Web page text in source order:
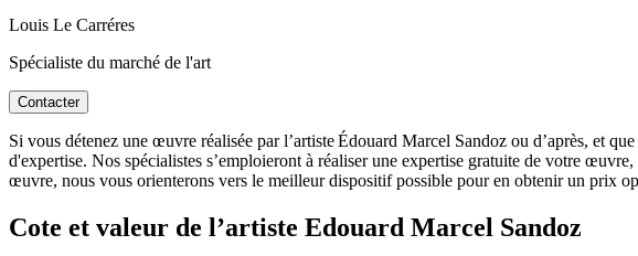
Louis Le Carréres
Spécialiste du marché de l'art
Contacter
Si vous détenez une œuvre réalisée par l’artiste Édouard Marcel Sandoz ou d’après, et
d'expertise. Nos spécialistes s’emploieront à réaliser une expertise gratuite de votre
œuvre, nous vous orienterons vers le meilleur dispositif possible pour en obtenir un prix
Cote et valeur de l’artiste Edouard Marcel Sandoz